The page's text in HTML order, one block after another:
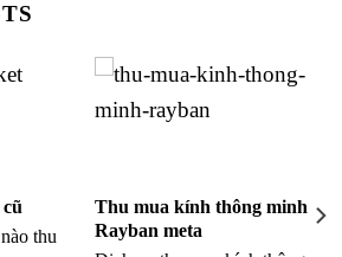
thu
Thu mua kính thông minh
Rayban meta